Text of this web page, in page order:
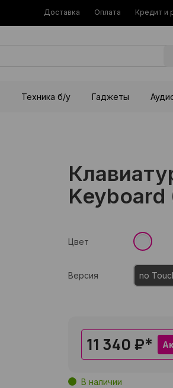
Доставка Оплата Кредит и
Техника б/у Гаджеты
Keyboard
Цвет
Версия no
11 340 ₽*
В наличии